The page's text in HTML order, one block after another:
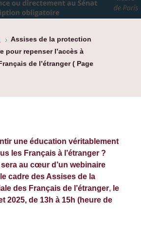
5 Assises de la protection
pour repenser l’accès à
de l’étranger( Page
une éducation véritablement
les Français à l’étranger ?
au cœur d’un webinaire
cadre des Assises de la
des Français de l’étranger, le
2025, de 13h à 15h (heure de